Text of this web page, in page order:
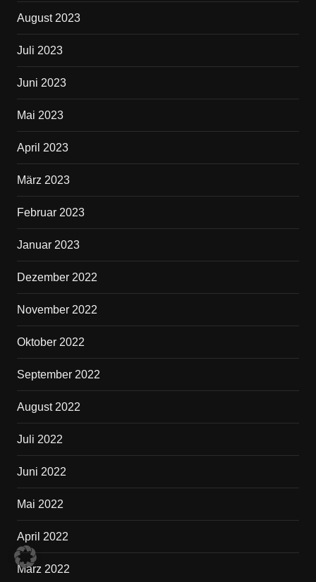
August 2023
Juli 2023
Juni 2023
Mai 2023
April 2023
März 2023
Februar 2023
Januar 2023
Dezember 2022
November 2022
Oktober 2022
September 2022
August 2022
Juli 2022
Juni 2022
Mai 2022
April 2022
März 2022